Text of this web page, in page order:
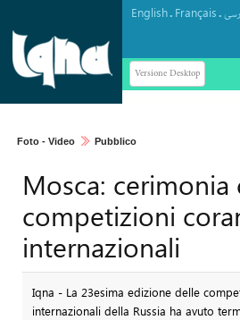
English. Français.
Versione Desktop
Foto - Video Pubblico
Mosca: cerimonia
competizioni
internazionali
Iqna - La 23esima edizione delle
internazionali della Russia ha avuto